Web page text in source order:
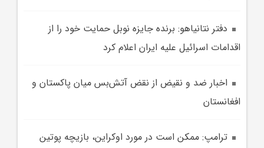
دفتر نتانياهو: برنده جايزه نوبل حمايت خود را از
اقدامات اسرائيل عليه ايران اعلام کرد
اخبار ضد و نقيض از نقض آتش‌بس ميان پاکستان و
افغانستان
ترامپ: ممکن است در مورد اوکراين، بازيچه پوتين